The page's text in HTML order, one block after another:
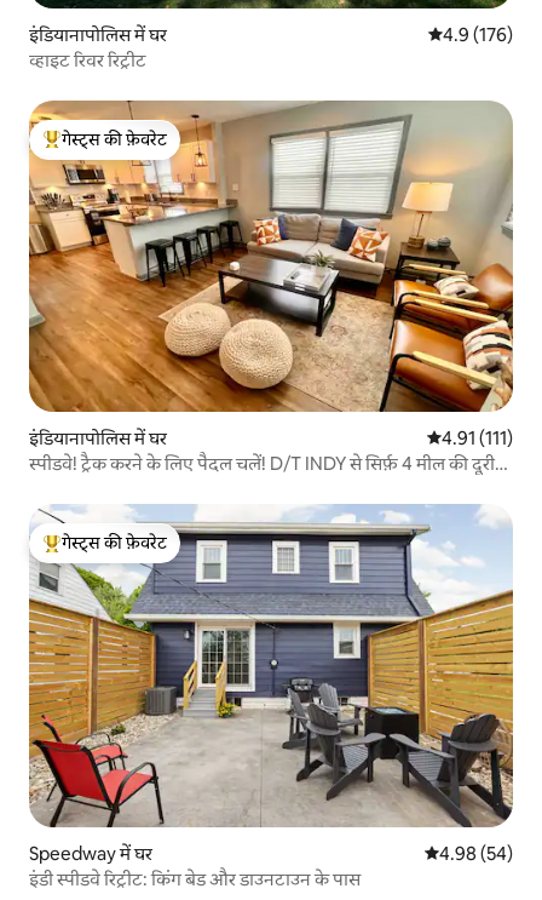
इंडियानापोलिस में घर औसत रेटिंग 5 में
4.9 (176)
व्हाइट रिवर रिट्रीट
गेस्ट्स का टॉप फ़ेवरेट
गेस्ट्स की फ़ेवरेट
इंडियानापोलिस में घर औसत रेटिंग 5 में
4.91 (111)
स्पीडवे! ट्रैक करने के लिए पैदल चलें! D/T INDY से सिर्फ़ 4 मील की दूरी
गेस्ट्स का टॉप फ़ेवरेट
गेस्ट्स की फ़ेवरेट
Speedway में घर औसत रेटिंग 5 में
4.98 (54)
इंडी स्पीडवे रिट्रीट: किंग बेड और डाउनटाउन के पास